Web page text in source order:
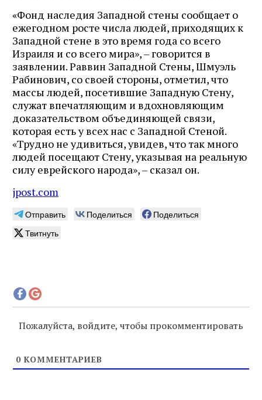
«Фонд наследия Западной стены сообщает о
ежегодном росте числа людей, приходящих к
Западной стене в это время года со всего
Израиля и со всего мира», – говорится в
заявлении. Раввин Западной Стены, Шмуэль
Рабинович, со своей стороны, отметил, что
массы людей, посетившие Западную Стену,
служат впечатляющим и вдохновляющим
доказательством объединяющей связи,
которая есть у всех нас с Западной Стеной.
«Трудно не удивиться, увидев, что так много
людей посещают Стену, указывая на реальную
силу еврейского народа», – сказал он.
jpost.com
Отправить Поделиться
Поделиться
Твитнуть
Пожалуйста, войдите, чтобы прокомментировать
0 КОММЕНТАРИЕВ